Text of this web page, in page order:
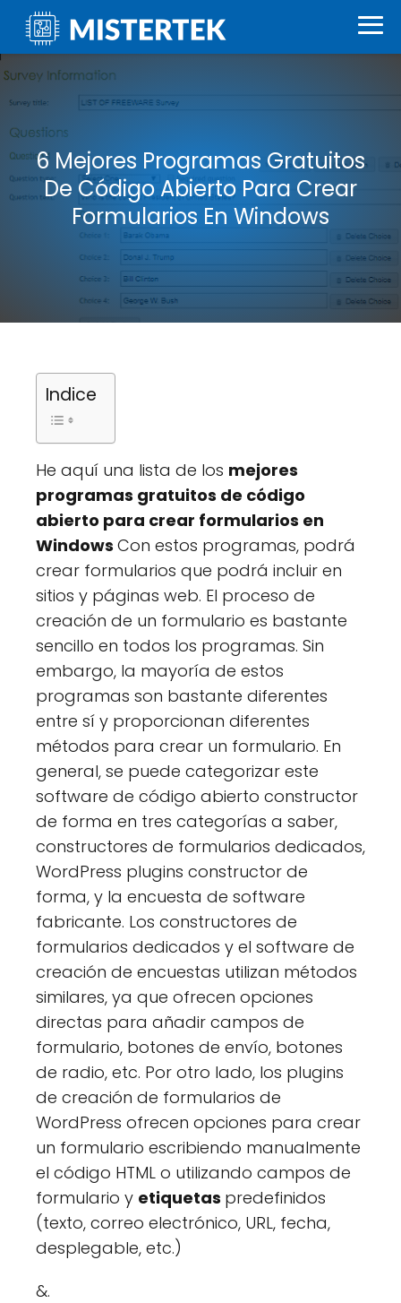
6 Mejores Programas Gratuitos
De Código Abierto Para Crear
Formularios En Windows
Indice
He aquí una lista de los mejores
programas gratuitos de código
abierto para crear formularios en
Windows Con estos programas, podrá
crear formularios que podrá incluir en
sitios y páginas web. El proceso de
creación de un formulario es bastante
sencillo en todos los programas. Sin
embargo, la mayoría de estos
programas son bastante diferentes
entre sí y proporcionan diferentes
métodos para crear un formulario. En
general, se puede categorizar este
software de código abierto constructor
de forma en tres categorías a saber,
constructores de formularios dedicados,
WordPress plugins constructor de
forma, y la encuesta de software
fabricante. Los constructores de
formularios dedicados y el software de
creación de encuestas utilizan métodos
similares, ya que ofrecen opciones
directas para añadir campos de
formulario, botones de envío, botones
de radio, etc. Por otro lado, los plugins
de creación de formularios de
WordPress ofrecen opciones para crear
un formulario escribiendo manualmente
el código HTML o utilizando campos de
formulario y etiquetas predefinidos
(texto, correo electrónico, URL, fecha,
desplegable, etc.)
&.